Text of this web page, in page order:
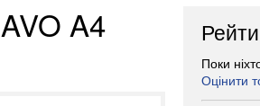
A4
Поки
Оцінити